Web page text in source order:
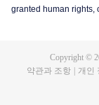
granted human rights,
Copyright ©
약관과 조항
개인